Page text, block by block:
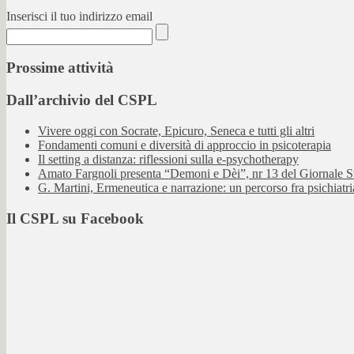
Inserisci il tuo indirizzo email
Prossime attività
Dall’archivio del CSPL
Vivere oggi con Socrate, Epicuro, Seneca e tutti gli altri
Fondamenti comuni e diversità di approccio in psicoterapia
Il setting a distanza: riflessioni sulla e-psychotherapy
Amato Fargnoli presenta “Demoni e Dèi”, nr 13 del Giornale
G. Martini, Ermeneutica e narrazione: un percorso fra
Il CSPL su Facebook